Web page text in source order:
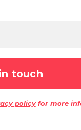
policyfor more